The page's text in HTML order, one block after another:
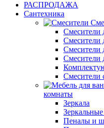
РАСПРОДАЖА
Сантехника
Смесители
Смесители
Смесители
Смесители
Смесители
комнаты
Зеркала
Пеналы и